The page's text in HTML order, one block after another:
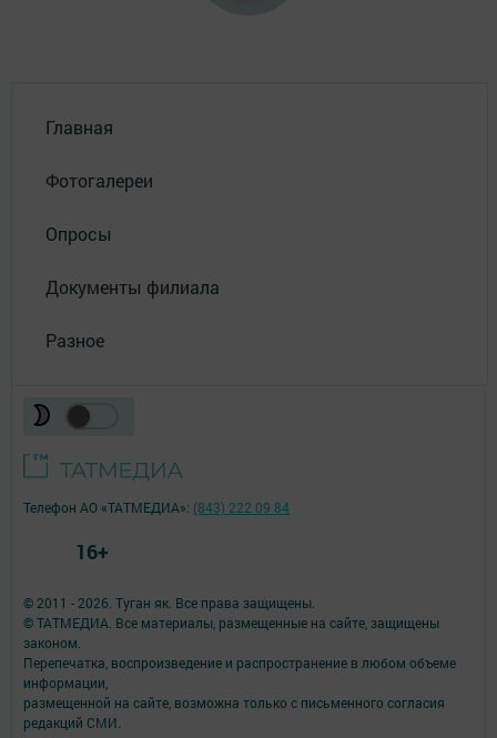
Главная
Фотогалереи
Опросы
Документы филиала
Разное
© 2011 - 2026. Туган як. Все права защищены.
© ТАТМЕДИА. Все материалы, размещенные на сайте, защищены
законом.
Перепечатка, воспроизведение и распространение в любом объеме
информации,
размещенной на сайте, возможна только с письменного согласия
редакций СМИ.
Телефон АО «ТАТМЕДИА»: (843) 222 09 84
16+